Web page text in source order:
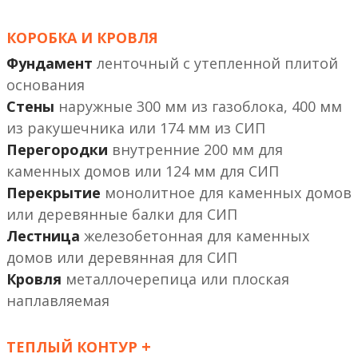
КОРОБКА И КРОВЛЯ
Фундамент ленточный с утепленной плитой
основания
Стены наружные 300 мм из газоблока, 400 мм
из ракушечника или 174 мм из СИП
Перегородки внутренние 200 мм
или 124 мм
Перекрытие монолитное
или деревянные балки
Лестница железобетонная
или деревянная
Кровля металлочерепица или плоская
наплавляемая
ТЕПЛЫЙ КОНТУР +